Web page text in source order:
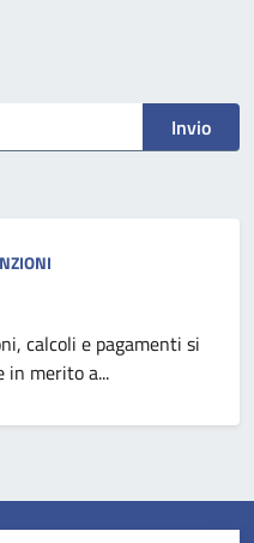
Invio
calcoli e pagamenti si
merito a...